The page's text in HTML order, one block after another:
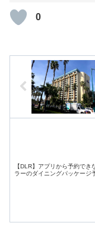
0
【DLR】アプリから予約でき
ラーのダイニングパッケージ